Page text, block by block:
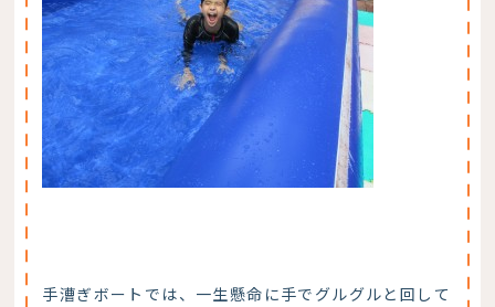
手漕ぎボートでは、一生懸命に手でグルグルと回して